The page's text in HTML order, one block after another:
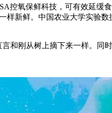
氧保鲜科技，可有效延缓
样新鲜。中国农业大学实验
刚从树上摘下来一样。同